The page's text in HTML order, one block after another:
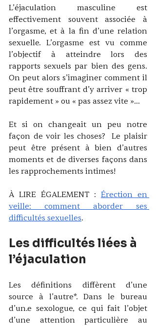
L’éjaculation masculine est
effectivement souvent associée à
l’orgasme, et à la fin d’une relation
sexuelle. L’orgasme est vu comme
l’objectif à atteindre lors des
rapports sexuels par bien des gens.
On peut alors s’imaginer comment il
peut être souffrant d’y arriver « trop
rapidement » ou « pas assez vite »…
Et si on changeait un peu notre
façon de voir les choses?  Le plaisir
peut être présent à bien d’autres
moments et de diverses façons dans
les rapprochements intimes!
À LIRE ÉGALEMENT : Érection en
veille: comment aborder ses
difficultés sexuelles.
Les difficultés liées à
l’éjaculation
Les définitions diffèrent d’une
source à l’autre*. Dans le bureau
d’un.e sexologue, ce qui fait l’objet
d’une attention particulière au